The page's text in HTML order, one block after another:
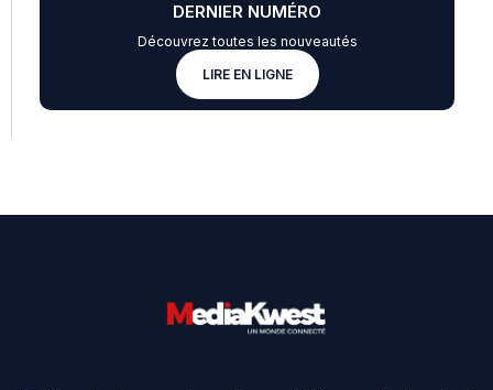
DERNIER NUMÉRO
Découvrez toutes les nouveautés
LIRE EN LIGNE